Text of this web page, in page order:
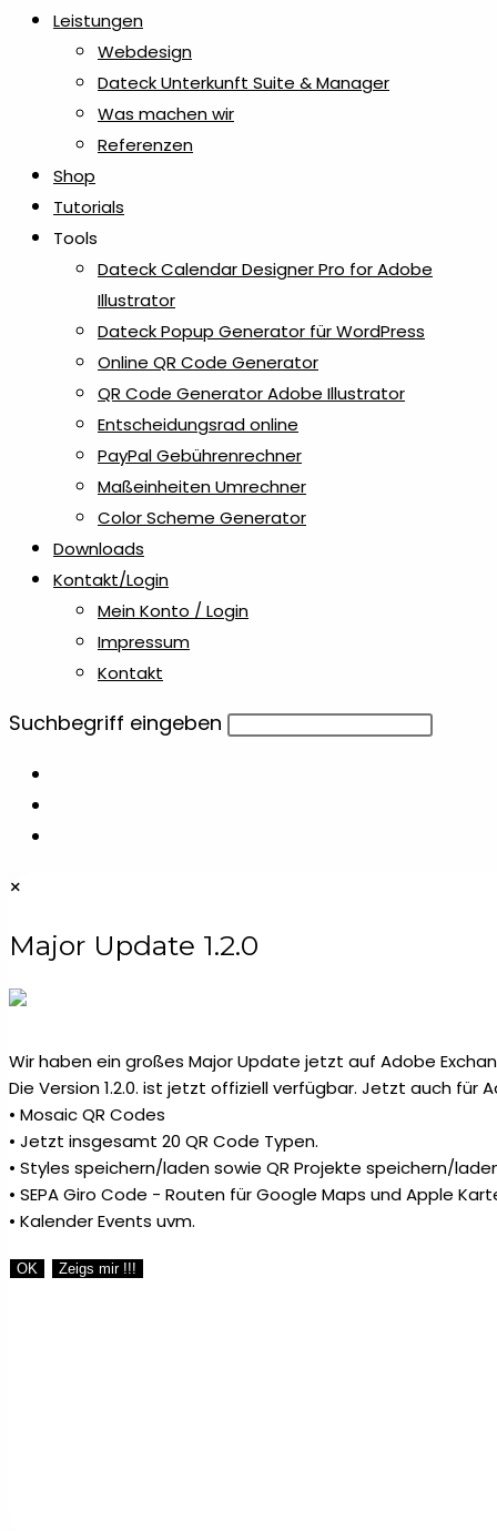
Leistungen
Webdesign
Dateck Unterkunft Suite & Manager
Was machen wir
Referenzen
Shop
Tutorials
Tools
Dateck Calendar Designer Pro for Adobe
Illustrator
Dateck Popup Generator für WordPress
Online QR Code Generator
QR Code Generator Adobe Illustrator
Entscheidungsrad online
PayPal Gebührenrechner
Maßeinheiten Umrechner
Color Scheme Generator
Downloads
Kontakt/Login
Mein Konto / Login
Impressum
Kontakt
Diese
durchsuchen
Suchbegriff eingeben
×
Major Update 1.2.0
Wir haben ein großes Major Update jetzt auf Adobe
Die Version 1.2.0. ist jetzt offiziell verfügbar. Jetzt auch für
• Mosaic QR Codes
• Jetzt insgesamt 20 QR Code Typen.
• Styles speichern/laden sowie QR Projekte speichern/
• SEPA Giro Code - Routen für Google Maps und Apple
• Kalender Events uvm.
OK Zeigs mir !!!